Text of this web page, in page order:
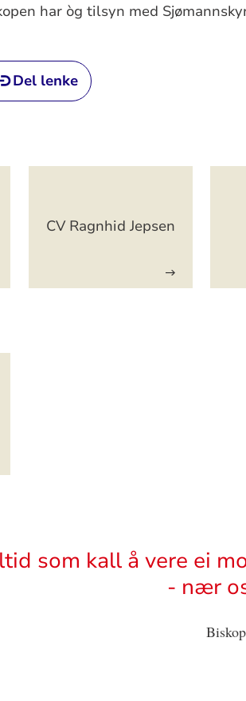
har òg tilsyn med
Del lenke
CV Ragnhid Jepsen
som kall å vere ei
- nær